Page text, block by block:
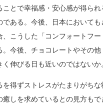
ことで幸福感・安心感が得られ
である。今後、日本においても
、こうした「コンフォートフー
。今後、チョコレートやその他
く伸びる日も近いのではないか
を得ずストレスがたまりがち
しを求めているとの見方もで